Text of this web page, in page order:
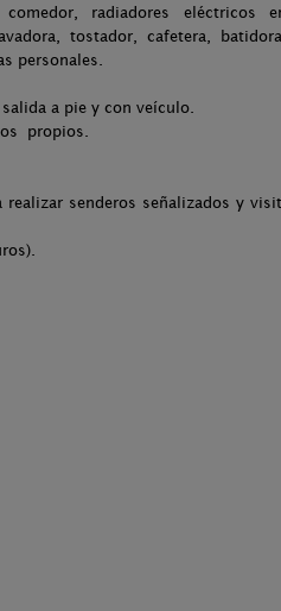
radiadores eléctricos
tostador, cafetera,
personales.
a pie y con veículo.
propios.
senderos señalizados y